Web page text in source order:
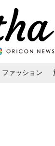
ファッション